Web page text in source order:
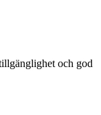
och god